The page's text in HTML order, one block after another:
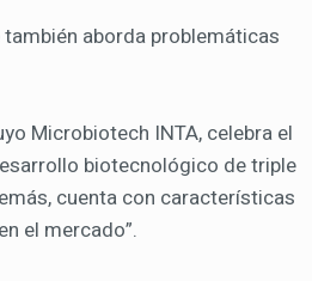
aborda problemáticas
Microbiotech INTA, celebra el
biotecnológico de triple
cuenta con características
el mercado”.